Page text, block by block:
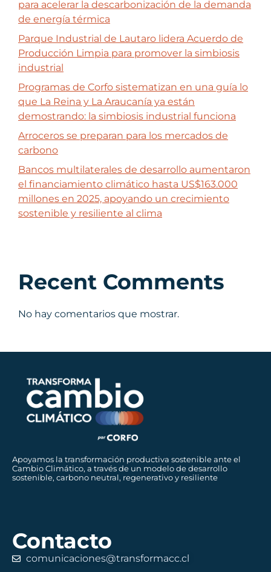
para acelerar la descarbonización de la demanda
de energía térmica
Parque Industrial de Lautaro lidera Acuerdo de
Producción Limpia para promover la simbiosis
industrial
Programas de Corfo sistematizan en una guía lo
que La Reina y La Araucanía ya están
demostrando: la simbiosis industrial funciona
Arroceros se preparan para los mercados de
carbono
Bancos multilaterales de desarrollo aumentaron
el financiamiento climático hasta US$163.000
millones en 2025, apoyando un crecimiento
sostenible y resiliente al clima
Recent Comments
No hay comentarios que mostrar.
Apoyamos la transformación productiva sostenible ante el
Cambio Climático, a través de un modelo de desarrollo
sostenible, carbono neutral, regenerativo y resiliente
Contacto
comunicaciones@transformacc.cl